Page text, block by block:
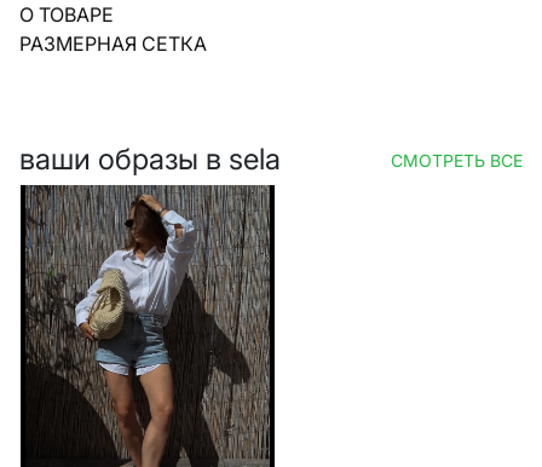
О ТОВАРЕ
РАЗМЕРНАЯ СЕТКА
ваши образы в sela СМОТРЕТЬ ВСЕ